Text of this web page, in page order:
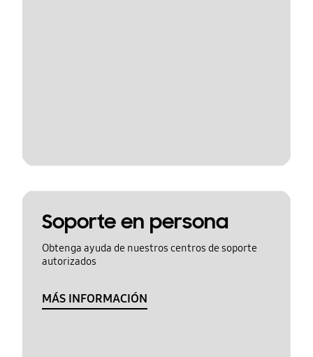
Soporte en persona
Obtenga ayuda de nuestros centros de soporte
autorizados
MÁS INFORMACIÓN